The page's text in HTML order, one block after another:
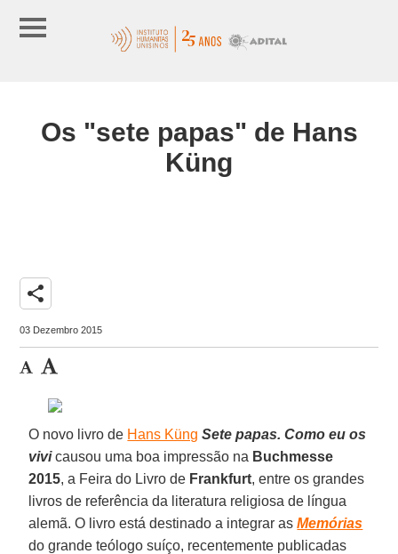
Os "sete papas" de Hans
Küng
share
03 Dezembro 2015
O novo livro de Hans Küng Sete papas. Como eu os
vivi causou uma boa impressão na Buchmesse
2015, a Feira do Livro de Frankfurt, entre os grandes
livros de referência da literatura religiosa de língua
alemã. O livro está destinado a integrar asMemórias
do grande teólogo suíço, recentemente publicadas